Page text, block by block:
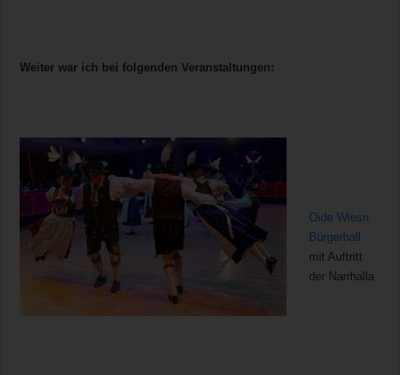
Weiter war ich bei folgenden Veranstaltungen:
Oide Wiesn
Bürgerball
mit Auftritt
der Narrhalla